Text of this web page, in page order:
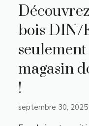
bois DIN/
magasin
!
septembre 30, 2025